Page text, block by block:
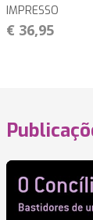
IMPRESSO
€ 36,95